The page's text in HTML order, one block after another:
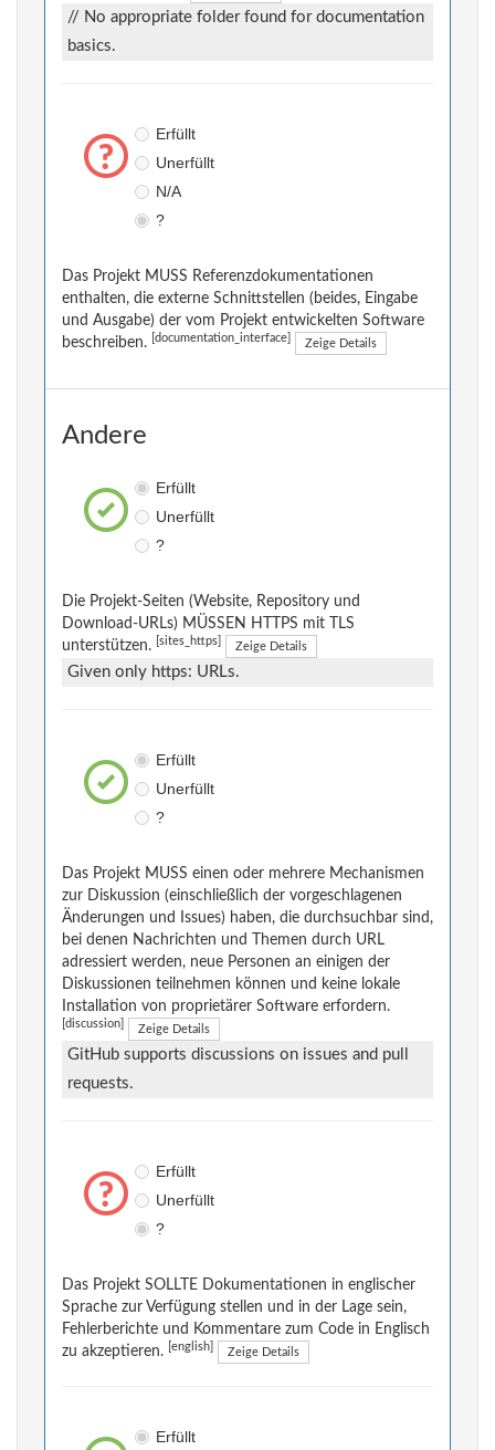
// No appropriate folder found for documentation
basics.
Erfüllt
Unerfüllt
N/A
?
Das Projekt MUSS Referenzdokumentationen
enthalten, die externe Schnittstellen (beides, Eingabe
und Ausgabe) der vom Projekt entwickelten Software
beschreiben.
[documentation_interface] Zeige Details
Andere
Erfüllt
Unerfüllt
?
Die Projekt-Seiten (Website, Repository und
Download-URLs) MÜSSEN HTTPS mit TLS
unterstützen.
[sites_https] Zeige Details
Given only https: URLs.
Erfüllt
Unerfüllt
?
Das Projekt MUSS einen oder mehrere Mechanismen
zur Diskussion (einschließlich der vorgeschlagenen
Änderungen und Issues) haben, die durchsuchbar sind,
bei denen Nachrichten und Themen durch URL
adressiert werden, neue Personen an einigen der
Diskussionen teilnehmen können und keine lokale
Installation von proprietärer Software erfordern.
[discussion] Zeige Details
GitHub supports discussions on issues and pull
requests.
Erfüllt
Unerfüllt
?
Das Projekt SOLLTE Dokumentationen in englischer
Sprache zur Verfügung stellen und in der Lage sein,
Fehlerberichte und Kommentare zum Code in Englisch
zu akzeptieren.
[english] Zeige Details
Erfüllt